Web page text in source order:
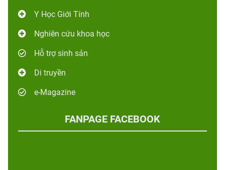
Y Học Giới Tính
Nghiên cứu khoa học
Hỗ trợ sinh sản
Di truyền
e-Magazine
FANPAGE FACEBOOK